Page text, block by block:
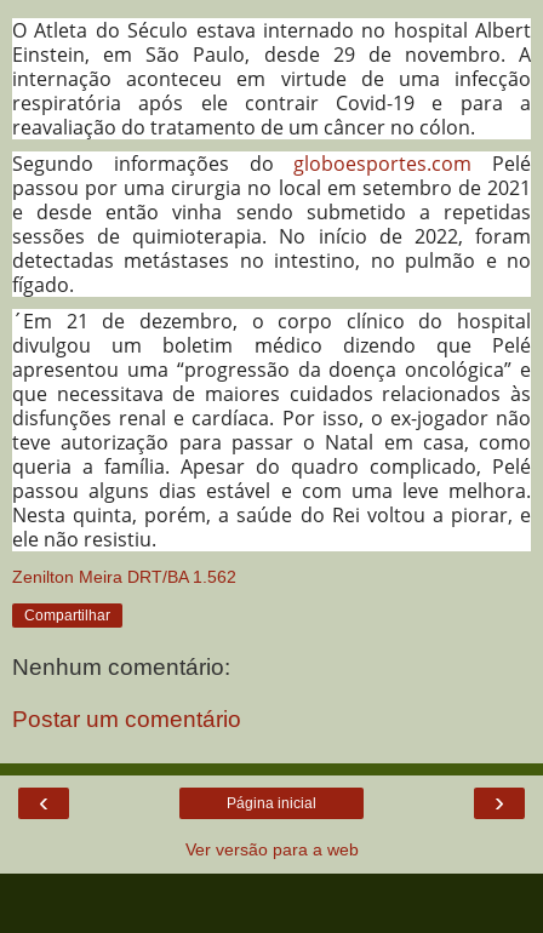
O Atleta do Século estava internado no hospital Albert
Einstein, em São Paulo, desde 29 de novembro. A
internação aconteceu em virtude de uma infecção
respiratória após ele contrair Covid-19 e para a
reavaliação do tratamento de um câncer no cólon.
Segundo informações do globoesportes.com Pelé
passou por uma cirurgia no local em setembro de 2021
e desde então vinha sendo submetido a repetidas
sessões de quimioterapia. No início de 2022, foram
detectadas metástases no intestino, no pulmão e no
fígado.
´Em 21 de dezembro, o corpo clínico do hospital
divulgou um boletim médico dizendo que Pelé
apresentou uma “progressão da doença oncológica” e
que necessitava de maiores cuidados relacionados às
disfunções renal e cardíaca. Por isso, o ex-jogador não
teve autorização para passar o Natal em casa, como
queria a família. Apesar do quadro complicado, Pelé
passou alguns dias estável e com uma leve melhora.
Nesta quinta, porém, a saúde do Rei voltou a piorar, e
ele não resistiu.
Zenilton Meira DRT/BA 1.562
Compartilhar
Nenhum comentário:
Postar um comentário
‹ ›
Página inicial
Ver versão para a web